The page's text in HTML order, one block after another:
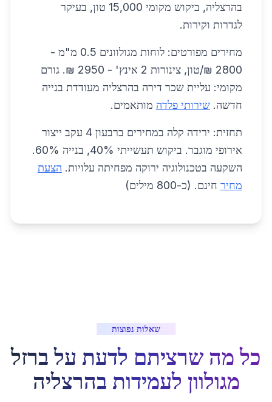
בהרצליה, ביקוש מקומי 15,000 טון, בעיקר
לגדרות וקירות.
מחירים מפורטים: לוחות מגולוונים 0.5 מ"מ -
2800 ₪/טון, צינורות 2 אינץ' - 2950 ₪. גורם
מקומי: עליית שכר דירה בהרצליה מעודדת בנייה
חדשה. שירותי פלדה מותאמים.
תחזית: ירידה קלה במחירים ברבעון 4 עקב ייצור
אירופי מוגבר. ביקוש תעשייתי 40%, בנייה 60%.
השקעה בטכנולוגיה ירוקה מפחיתה עלויות. הצעת
מחיר חינם. (כ-800 מילים)
שאלות נפוצות
כל מה שרציתם לדעת על ברזל
מגולוון לעמידות בהרצליה